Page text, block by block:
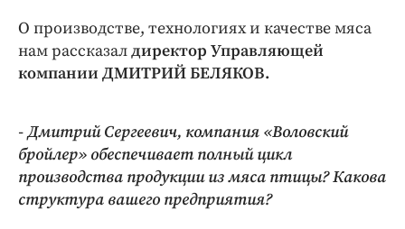
О производстве, технологиях и качестве мяса
нам рассказалдиректор Управляющей
компании ДМИТРИЙ БЕЛЯКОВ.
- Дмитрий Сергеевич, компания «Воловский
бройлер» обеспечивает полный цикл
производства продукции из мяса птицы? Какова
структура вашего предприятия?